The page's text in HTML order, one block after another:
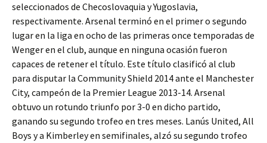
seleccionados de Checoslovaquia y Yugoslavia,
respectivamente. Arsenal terminó en el primer o segundo
lugar en la liga en ocho de las primeras once temporadas de
Wenger en el club, aunque en ninguna ocasión fueron
capaces de retener el título. Este título clasificó al club
para disputar la Community Shield 2014 ante el Manchester
City, campeón de la Premier League 2013-14. Arsenal
obtuvo un rotundo triunfo por 3-0 en dicho partido,
ganando su segundo trofeo en tres meses. Lanús United, All
Boys y a Kimberley en semifinales, alzó su segundo trofeo